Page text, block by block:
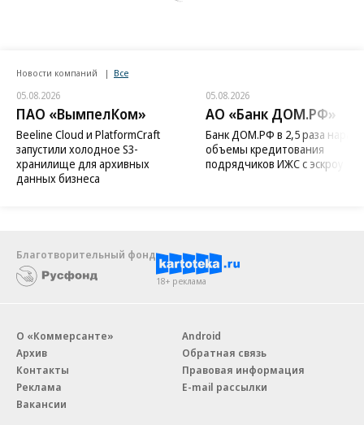
Новости компаний Все
05.08.2026
ПАО «ВымпелКом»
Beeline Cloud и PlatformCraft
запустили холодное S3-
хранилище для архивных
данных бизнеса
05.08.2026
АО «Банк ДОМ.РФ»
Банк ДОМ.РФ в 2,5 раза
объемы кредитования
подрядчиков ИЖС с эскроу
Благотворительный фонд
18+ реклама
О «Коммерсанте»
Архив
Контакты
Реклама
Вакансии
Android
Обратная связь
Правовая информация
E-mail рассылки